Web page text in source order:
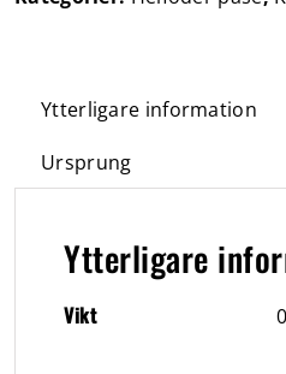
Ytterligare information
Ursprung
Ytterligare
Vikt